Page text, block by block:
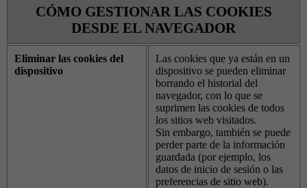
CÓMO GESTIONAR LAS COOKIES
DESDE EL NAVEGADOR
Eliminar las cookies del
dispositivo
Las cookies que ya están en un
dispositivo se pueden eliminar
borrando el historial del
navegador, con lo que se
suprimen las cookies de todos
los sitios web visitados.
Sin embargo, también se puede
perder parte de la información
guardada (por ejemplo, los
datos de inicio de sesión o las
preferencias de sitio web).